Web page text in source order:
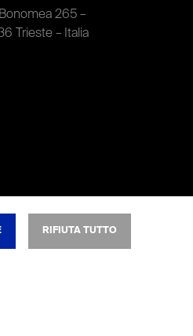
265 –
Trieste – Italia
RIFIUTA TUTTO